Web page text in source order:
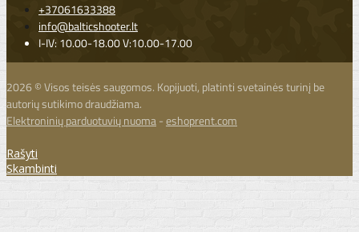
+37061633388
info@balticshooter.lt
I-IV: 10.00-18.00 V:10.00-17.00
2026 © Visos teisės saugomos. Kopijuoti, platinti svetainės turinį be
autorių sutikimo draudžiama.
Elektroninių parduotuvių nuoma-eshoprent.com
Rašyti
Skambinti